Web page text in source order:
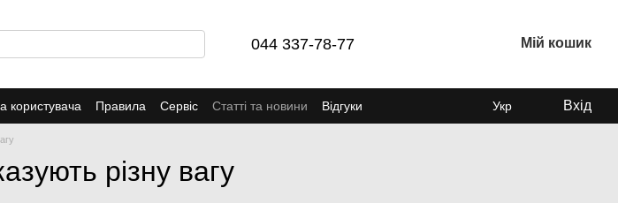
044 337-78-77 Мій кошик
користувача Правила Сервіс Статті та новини
Відгуки
Укр Вхід
різну вагу